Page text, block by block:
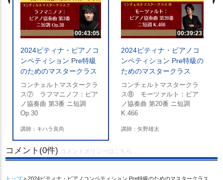
00:43:05
2024ピティナ・ピアノコ
ンペティション Pre特級
のためのマスタークラス
コンチェルトマスタークラ
ス⑦ ラフマニノフ：ピア
ノ協奏曲 第3番 ニ短調
Op.30
講師：キハラ良尚
00:39:23
2024ピティナ・ピアノコ
ンペティション Pre特級の
ためのマスタークラス
コンチェルトマスタークラ
ス⑧ モーツァルト：ピア
ノ協奏曲 第20番 ニ短調
K.466
講師：矢野雄太
コメント(0件) コメントポリシーはこちら
トップ> 2024ピティナ・ピアノコンペティション Pre特級のためのマスタークラス